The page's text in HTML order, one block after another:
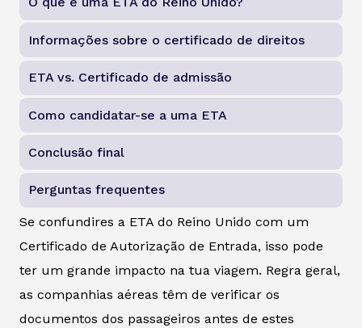
Informações sobre o certificado de direitos
ETA vs. Certificado de admissão
Como candidatar-se a uma ETA
Conclusão final
Perguntas frequentes
Se confundires a ETA do Reino Unido com um
Certificado de Autorização de Entrada, isso pode
ter um grande impacto na tua viagem. Regra geral,
as companhias aéreas têm de verificar os
documentos dos passageiros antes de estes